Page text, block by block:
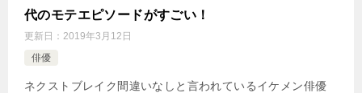
代のモテエピソードがすごい！
更新日： 2019年3月12日
俳優
ネクストブレイク間違いなしと言われているイケメン俳優